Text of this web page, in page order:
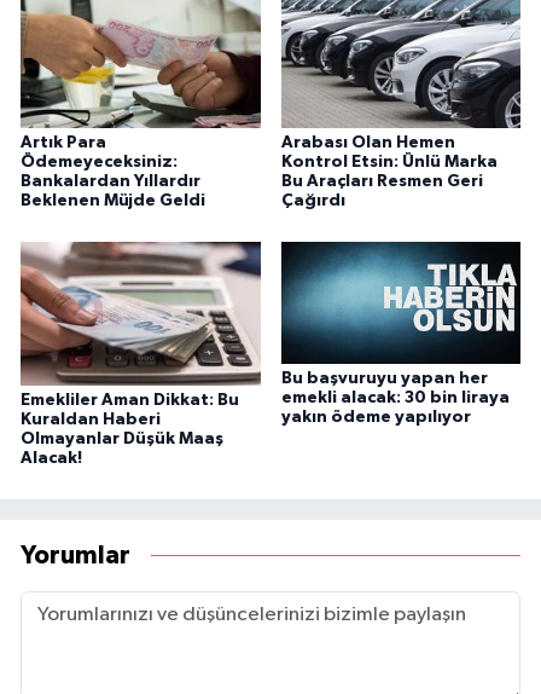
Artık Para
Ödemeyeceksiniz:
Bankalardan Yıllardır
Beklenen Müjde Geldi
Arabası Olan Hemen
Kontrol Etsin: Ünlü Marka
Bu Araçları Resmen Geri
Çağırdı
Emekliler Aman Dikkat: Bu
Kuraldan Haberi
Olmayanlar Düşük Maaş
Alacak!
Bu başvuruyu yapan her
emekli alacak: 30 bin liraya
yakın ödeme yapılıyor
Yorumlar